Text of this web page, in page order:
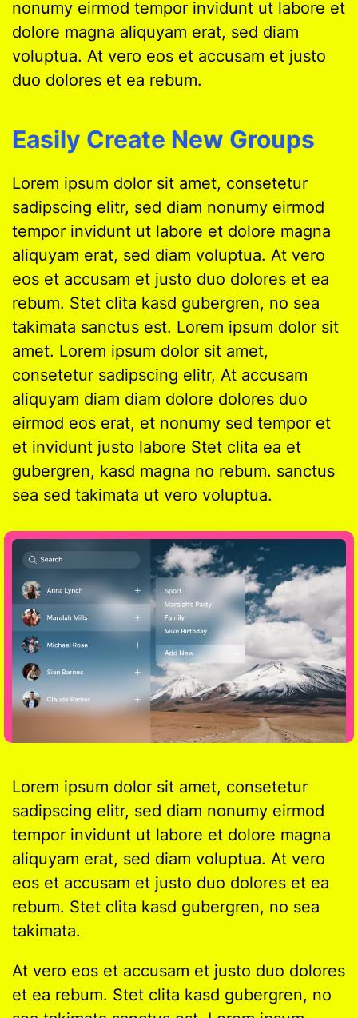
nonumy eirmod tempor invidunt ut labore et
dolore magna aliquyam erat, sed diam
voluptua. At vero eos et accusam et justo
duo dolores et ea rebum.
Easily Create New Groups
Lorem ipsum dolor sit amet, consetetur
sadipscing elitr, sed diam nonumy eirmod
tempor invidunt ut labore et dolore magna
aliquyam erat, sed diam voluptua. At vero
eos et accusam et justo duo dolores et ea
rebum. Stet clita kasd gubergren, no sea
takimata sanctus est. Lorem ipsum dolor sit
amet. Lorem ipsum dolor sit amet,
consetetur sadipscing elitr, At accusam
aliquyam diam diam dolore dolores duo
eirmod eos erat, et nonumy sed tempor et
et invidunt justo labore Stet clita ea et
gubergren, kasd magna no rebum. sanctus
sea sed takimata ut vero voluptua.
Lorem ipsum dolor sit amet, consetetur
sadipscing elitr, sed diam nonumy eirmod
tempor invidunt ut labore et dolore magna
aliquyam erat, sed diam voluptua. At vero
eos et accusam et justo duo dolores et ea
rebum. Stet clita kasd gubergren, no sea
takimata.
At vero eos et accusam et justo duo dolores
et ea rebum. Stet clita kasd gubergren, no